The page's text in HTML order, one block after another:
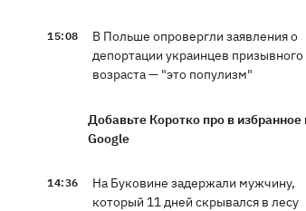
15:08
В Польше опровергли заявления о
депортации украинцев призывного
возраста — "это популизм"
Добавьте Коротко про в избранное
Google
14:36
На Буковине задержали мужчину,
который 11 дней скрывался в лесу